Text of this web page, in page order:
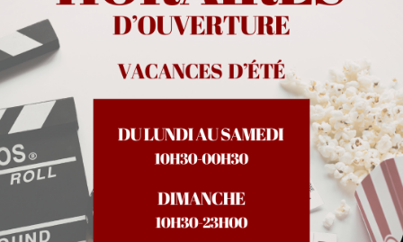
6 salles climatisées, ouverture de 13h30 à 23h tous
les jours, et jusqu'à 0h30 les vendredis et samedis